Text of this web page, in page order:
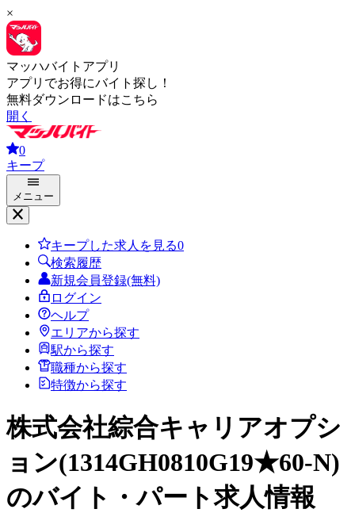
×
マッハバイトアプリ
アプリでお得にバイト探し！
無料ダウンロードはこちら
開く
0
キープ
メニュー
キープした求人を見る0
検索履歴
新規会員登録(無料)
ログイン
ヘルプ
エリアから探す
駅から探す
職種から探す
特徴から探す
株式会社綜合キャリアオプシ
ョン(1314GH0810G19★60-N)
のバイト・パート求人情報